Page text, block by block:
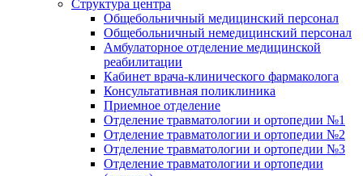
Структура центра
Общебольничный медицинский персонал
Общебольничный немедицинский персонал
Амбулаторное отделение медицинской
реабилитации
Кабинет врача-клинического фармаколога
Консультативная поликлиника
Приемное отделение
Отделение травматологии и ортопедии №1
Отделение травматологии и ортопедии №2
Отделение травматологии и ортопедии №3
Отделение травматологии и ортопедии